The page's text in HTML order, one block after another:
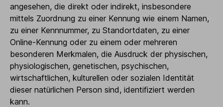
angesehen, die direkt oder indirekt, insbesondere
mittels Zuordnung zu einer Kennung wie einem Namen,
zu einer Kennnummer, zu Standortdaten, zu einer
Online-Kennung oder zu einem oder mehreren
besonderen Merkmalen, die Ausdruck der physischen,
physiologischen, genetischen, psychischen,
wirtschaftlichen, kulturellen oder sozialen Identität
dieser natürlichen Person sind, identifiziert werden
kann.